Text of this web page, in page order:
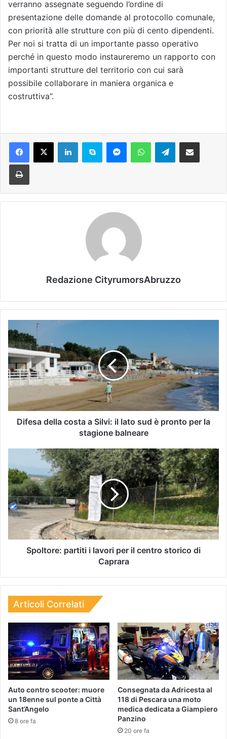
verranno assegnate seguendo l’ordine di
presentazione delle domande al protocollo comunale,
con priorità alle strutture con più di cento dipendenti.
Per noi si tratta di un importante passo operativo
perché in questo modo instaureremo un rapporto con
importanti strutture del territorio con cui sarà
possibile collaborare in maniera organica e
costruttiva”.
Telegram
Redazione CityrumorsAbruzzo
Difesa della costa a Silvi: il lato sud è pronto per la
stagione balneare
Spoltore: partiti i lavori per il centro storico di
Caprara
Articoli Correlati
Auto contro scooter: muore
un 18enne sul ponte a Città
Sant’Angelo
8 ore fa
Consegnata da Adricesta al
118 di Pescara una moto
medica dedicata a Giampiero
Panzino
20 ore fa